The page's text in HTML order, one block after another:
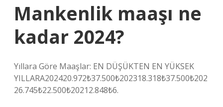
Mankenlik maaşı ne
kadar 2024?
Yıllara Göre Maaşlar: EN DÜŞÜKTEN EN YÜKSEK
YILLARA202420.972₺37.500₺202318.318₺37.500₺202
26.745₺22.500₺20212.848₺6.